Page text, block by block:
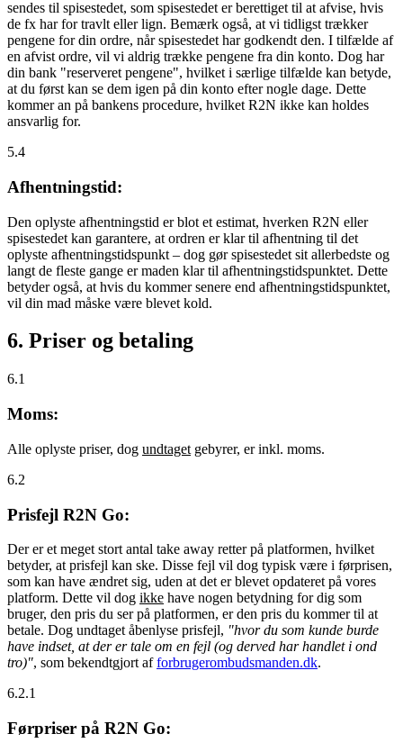
sendes til spisestedet, som spisestedet er berettiget til at afvise, hvis
de fx har for travlt eller lign. Bemærk også, at vi tidligst trækker
pengene for din ordre, når spisestedet har godkendt den. I tilfælde af
en afvist ordre, vil vi aldrig trække pengene fra din konto. Dog har
din bank "reserveret pengene", hvilket i særlige tilfælde kan betyde,
at du først kan se dem igen på din konto efter nogle dage. Dette
kommer an på bankens procedure, hvilket R2N ikke kan holdes
ansvarlig for.
5.4
Afhentningstid:
Den oplyste afhentningstid er blot et estimat, hverken R2N eller
spisestedet kan garantere, at ordren er klar til afhentning til det
oplyste afhentningstidspunkt – dog gør spisestedet sit allerbedste og
langt de fleste gange er maden klar til afhentningstidspunktet. Dette
betyder også, at hvis du kommer senere end afhentningstidspunktet,
vil din mad måske være blevet kold.
6. Priser og betaling
6.1
Moms:
Alle oplyste priser, dog undtaget gebyrer, er inkl. moms.
6.2
Prisfejl R2N Go:
Der er et meget stort antal take away retter på platformen, hvilket
betyder, at prisfejl kan ske. Disse fejl vil dog typisk være i førprisen,
som kan have ændret sig, uden at det er blevet opdateret på vores
platform. Dette vil dog ikke have nogen betydning for dig som
bruger, den pris du ser på platformen, er den pris du kommer til at
betale. Dog undtaget åbenlyse prisfejl, "hvor du som kunde burde
have indset, at der er tale om en fejl (og derved har handlet i ond
tro)", som bekendtgjort afforbrugerombudsmanden.dk.
6.2.1
Førpriser på R2N Go: